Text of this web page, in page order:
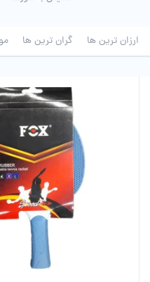
ارزان ترین ها گران ترین ها